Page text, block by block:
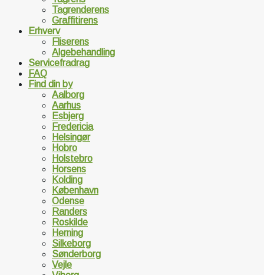
Tagrenderens
Graffitirens
Erhverv
Fliserens
Algebehandling
Servicefradrag
FAQ
Find din by
Aalborg
Aarhus
Esbjerg
Fredericia
Helsingør
Hobro
Holstebro
Horsens
Kolding
København
Odense
Randers
Roskilde
Herning
Silkeborg
Sønderborg
Vejle